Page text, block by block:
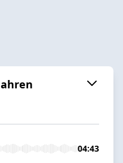
04:43